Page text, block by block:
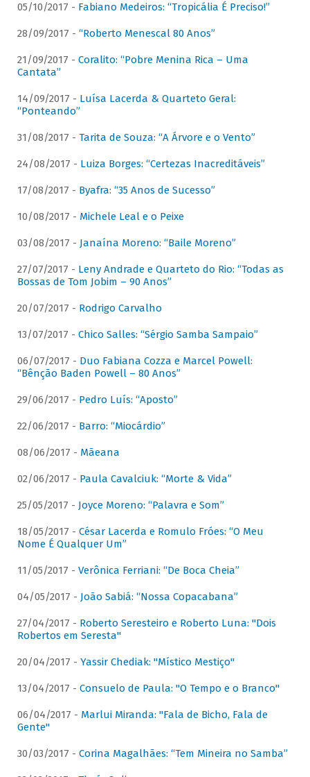
05/10/2017 - Fabiano Medeiros: “Tropicália É Preciso!”
28/09/2017 - “Roberto Menescal 80 Anos”
21/09/2017 - Coralito: “Pobre Menina Rica – Uma
Cantata”
14/09/2017 - Luísa Lacerda & Quarteto Geral:
“Ponteando”
31/08/2017 - Tarita de Souza: “A Árvore e o Vento”
24/08/2017 - Luiza Borges: “Certezas Inacreditáveis”
17/08/2017 - Byafra: “35 Anos de Sucesso”
10/08/2017 - Michele Leal e o Peixe
03/08/2017 - Janaína Moreno: “Baile Moreno”
27/07/2017 - Leny Andrade e Quarteto do Rio: “Todas as
Bossas de Tom Jobim – 90 Anos”
20/07/2017 - Rodrigo Carvalho
13/07/2017 - Chico Salles: “Sérgio Samba Sampaio”
06/07/2017 - Duo Fabiana Cozza e Marcel Powell:
“Bênção Baden Powell – 80 Anos”
29/06/2017 - Pedro Luís: “Aposto”
22/06/2017 - Barro: “Miocárdio”
08/06/2017 - Mãeana
02/06/2017 - Paula Cavalciuk: “Morte & Vida”
25/05/2017 - Joyce Moreno: “Palavra e Som”
18/05/2017 - César Lacerda e Romulo Fróes: “O Meu
Nome É Qualquer Um”
11/05/2017 - Verônica Ferriani: “De Boca Cheia”
04/05/2017 - João Sabiá: “Nossa Copacabana”
27/04/2017 - Roberto Seresteiro e Roberto Luna: "Dois
Robertos em Seresta"
20/04/2017 - Yassir Chediak: "Místico Mestiço"
13/04/2017 - Consuelo de Paula: "O Tempo e o Branco"
06/04/2017 - Marlui Miranda: "Fala de Bicho, Fala de
Gente"
30/03/2017 - Corina Magalhães: “Tem Mineira no Samba”